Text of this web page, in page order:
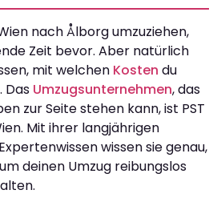
nach Ålborg umzuziehen,
Zeit bevor. Aber natürlich
mit welchen Kosten du
Das Umzugsunternehmen, das
zur Seite stehen kann, ist PST
Mit ihrer langjährigen
wissen sie genau,
deinen Umzug reibungslos